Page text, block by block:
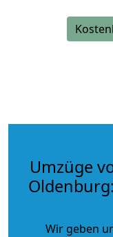
Umzüge
Wir geben